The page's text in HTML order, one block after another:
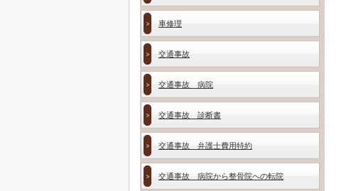
車修理
交通事故
交通事故 病院
交通事故 診断書
交通事故 弁護士費用特約
交通事故 病院から整骨院への転院